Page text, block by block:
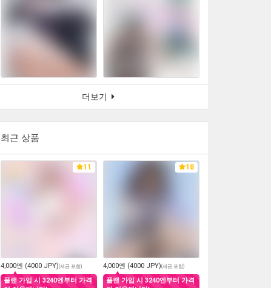
더보기
최근 상품
11
4,000엔 (4000 JPY)(세금 포함)
플랜 가입 시 3240엔부터 가격
18
4,000엔 (4000 JPY)(세금 포함)
플랜 가입 시 3240엔부터 가격